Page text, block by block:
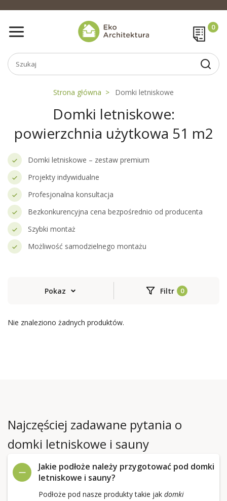
Strona główna Domki letniskowe
Domki letniskowe:
powierzchnia użytkowa 51 m2
Domki letniskowe – zestaw premium
Projekty indywidualne
Profesjonalna konsultacja
Bezkonkurencyjna cena bezpośrednio od producenta
Szybki montaż
Możliwość samodzielnego montażu
Pokaz Filtr
Nie znaleziono żadnych produktów.
Najczęściej zadawane pytania o
domki letniskowe i sauny
Jakie podłoże należy przygotować pod domki
letniskowe i sauny?
Podłoże pod nasze produkty takie jak domki